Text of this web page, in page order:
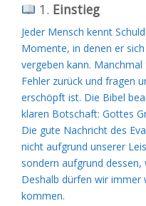
1. Einstieg
Jeder Mensch kennt
Momente, in denen er
vergeben kann.
Fehler zurück und fragen
erschöpft ist. Die Bibel
klaren Botschaft: Gottes
Die gute Nachricht des
nicht aufgrund unserer
sondern aufgrund
Deshalb dürfen wir
kommen.